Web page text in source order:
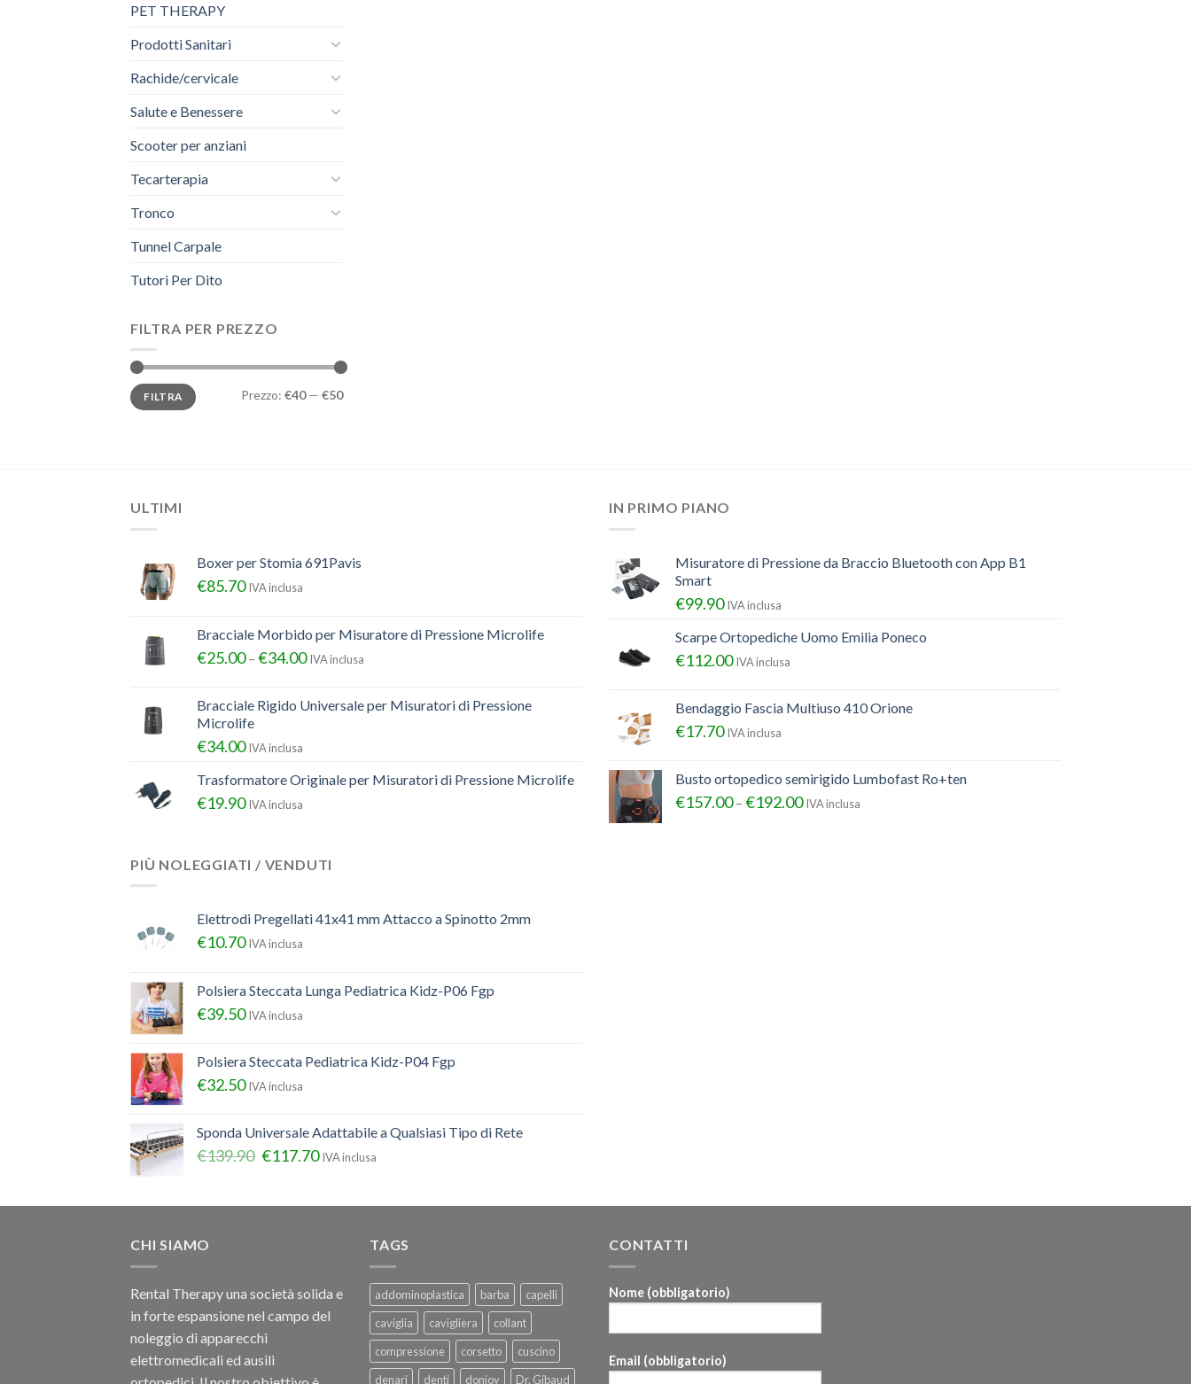
PET THERAPY
Prodotti Sanitari
Rachide/cervicale
Salute e Benessere
Scooter per anziani
Tecarterapia
Tronco
Tunnel Carpale
Tutori Per Dito
FILTRA PER PREZZO
Prezzo
Min
Prezzo
MaxFILTRA Prezzo: €40— €50
ULTIMI
Boxer per Stomia 691Pavis
€85.70 IVA inclusa
Bracciale Morbido per Misuratore di Pressione Microlife
€25.00– €34.00 IVA inclusa
Bracciale Rigido Universale per Misuratori di Pressione
Microlife
€34.00 IVA inclusa
Trasformatore Originale per Misuratori di Pressione Microlife
€19.90 IVA inclusa
IN PRIMO PIANO
Misuratore di Pressione da Braccio Bluetooth con App B1
Smart
€99.90 IVA inclusa
Scarpe Ortopediche Uomo Emilia Poneco
€112.00 IVA inclusa
Bendaggio Fascia Multiuso 410 Orione
€17.70 IVA inclusa
Busto ortopedico semirigido Lumbofast Ro+ten
€157.00– €192.00 IVA inclusa
PIÙ NOLEGGIATI / VENDUTI
Elettrodi Pregellati 41x41 mm Attacco a Spinotto 2mm
€10.70 IVA inclusa
Polsiera Steccata Lunga Pediatrica Kidz-P06 Fgp
€39.50 IVA inclusa
Polsiera Steccata Pediatrica Kidz-P04 Fgp
€32.50 IVA inclusa
Sponda Universale Adattabile a Qualsiasi Tipo di Rete
€139.90 €117.70 IVA inclusa
CHI SIAMO
Rental Therapy una società solida e
in forte espansione nel campo del
noleggio di apparecchi
elettromedicali ed ausili
TAGS
addominoplastica barba
capelli
caviglia
cavigliera
collant
compressione
corsetto
cuscino
denari
denti donjoy Dr. Gibaud
CONTATTI
Nome (obbligatorio)
Email (obbligatorio)